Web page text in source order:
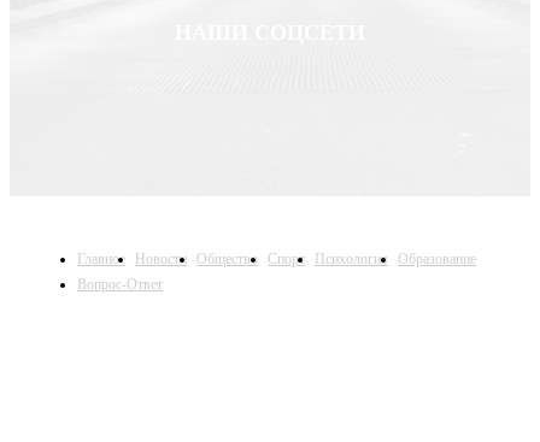
Главное Новости Общество Спорт Психология
Образование
Вопрос-Ответ